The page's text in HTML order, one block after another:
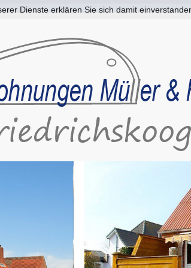
Dienste erklären Sie sich damit